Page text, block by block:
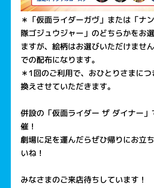
＊「仮面ライダーガヴ」または「ナ
隊ゴジュウジャー」のどちらかをお
ますが、絵柄はお選びいただけませ
での配布になります。
＊1回のご利用で、おひとりさまに
換えさせていただきます。
併設の「仮面ライダー ザ ダイナー」
催！
劇場に足を運んだらぜひ帰りにお立
いね！
みなさまのご来店待ちしています！